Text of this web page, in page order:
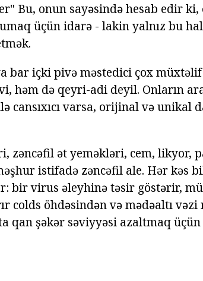
Bu, onun sayəsində hesab edir ki,
üçün idarə - lakin yalnız bu
bar içki pivə məstedici çox
həm də qeyri-adi deyil. Onların
cansıxıcı varsa, orijinal və unikal
zəncəfil ət yeməkləri, cem, likyor,
istifadə zəncəfil ale. Hər kəs
bir virus əleyhinə təsir göstərir,
colds öhdəsindən və mədəaltı
qan şəkər səviyyəsi azaltmaq